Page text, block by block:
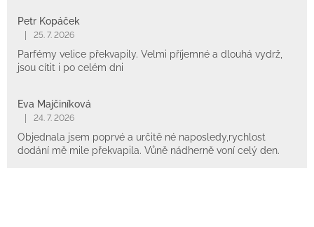
Petr Kopáček
25. 7. 2026
Parfémy velice překvapily. Velmi příjemné a dlouhá vydrž,
jsou cítit i po celém dni
Eva Majčiníková
24. 7. 2026
Objednala jsem poprvé a určitě né naposledy,rychlost
dodání mě mile překvapila. Vůně nádherně voní celý den.